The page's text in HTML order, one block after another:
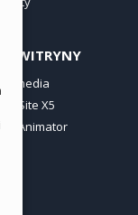
WITRYNY
Incomedia
WebSite X5